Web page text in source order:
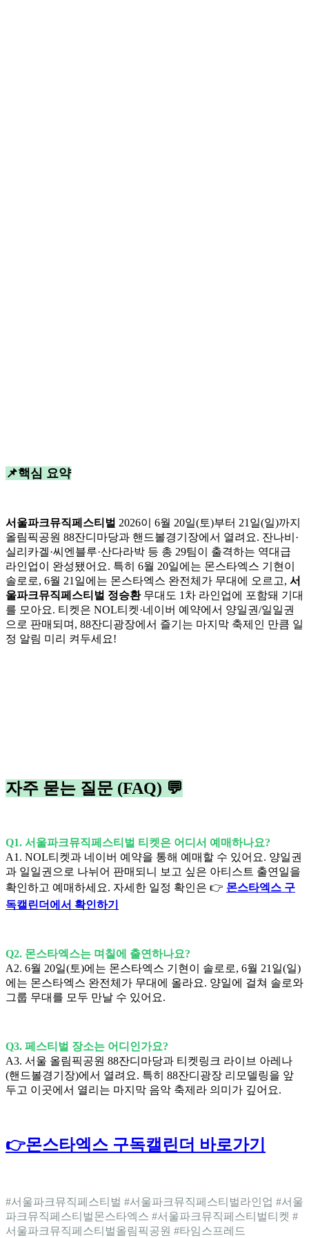
📌핵심 요약
서울파크뮤직페스티벌 2026이 6월 20일(토)부터 21일(일)까지
올림픽공원 88잔디마당과 핸드볼경기장에서 열려요. 잔나비·
실리카겔·씨엔블루·산다라박 등 총 29팀이 출격하는 역대급
라인업이 완성됐어요. 특히 6월 20일에는 몬스타엑스 기현이
솔로로, 6월 21일에는 몬스타엑스 완전체가 무대에 오르고, 서
울파크뮤직페스티벌 정승환무대도 1차 라인업에 포함돼 기대
를 모아요. 티켓은 NOL티켓·네이버 예약에서 양일권/일일권
으로 판매되며, 88잔디광장에서 즐기는 마지막 축제인 만큼 일
정 알림 미리 켜두세요!
자주 묻는 질문 (FAQ) 💬
Q1. 서울파크뮤직페스티벌 티켓은 어디서 예매하나요?
A1. NOL티켓과 네이버 예약을 통해 예매할 수 있어요. 양일권
과 일일권으로 나뉘어 판매되니 보고 싶은 아티스트 출연일을
확인하고 예매하세요. 자세한 일정 확인은 👉 몬스타엑스 구
독캘린더에서 확인하기
Q2. 몬스타엑스는 며칠에 출연하나요?
A2. 6월 20일(토)에는 몬스타엑스 기현이 솔로로, 6월 21일(일)
에는 몬스타엑스 완전체가 무대에 올라요. 양일에 걸쳐 솔로와
그룹 무대를 모두 만날 수 있어요.
Q3. 페스티벌 장소는 어디인가요?
A3. 서울 올림픽공원 88잔디마당과 티켓링크 라이브 아레나
(핸드볼경기장)에서 열려요. 특히 88잔디광장 리모델링을 앞
두고 이곳에서 열리는 마지막 음악 축제라 의미가 깊어요.
👉몬스타엑스 구독캘린더 바로가기
#서울파크뮤직페스티벌 #서울파크뮤직페스티벌라인업 #서울
파크뮤직페스티벌몬스타엑스 #서울파크뮤직페스티벌티켓 #
서울파크뮤직페스티벌올림픽공원 #타임스프레드